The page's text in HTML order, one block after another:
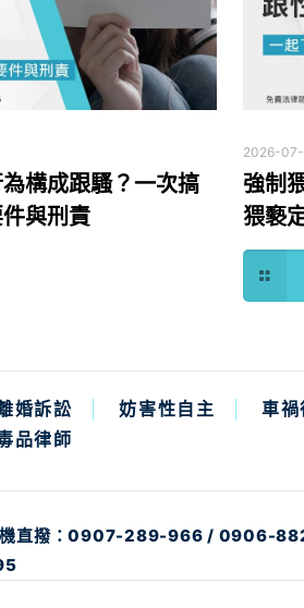
構成跟騷？一次搞
與刑責
2026-
強制
猥褻
婚訴訟 妨害性自主 車禍
品律師
直撥：0907-289-966 / 0906-